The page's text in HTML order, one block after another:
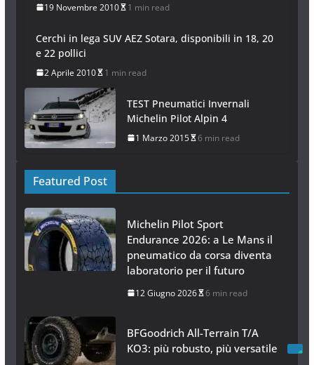
19 Novembre 2010 1 min read
Cerchi in lega SUV AEZ Sotara, disponibili in 18, 20
e 22 pollici
2 Aprile 2010 1 min read
TEST Pneumatici Invernali
Michelin Pilot Alpin 4
1 Marzo 2015 6 min read
Featured Post
Michelin Pilot Sport
Endurance 2026: a Le Mans il
pneumatico da corsa diventa
laboratorio per il futuro
12 Giugno 2026 6 min read
BFGoodrich All-Terrain T/A
KO3: più robusto, più versatile